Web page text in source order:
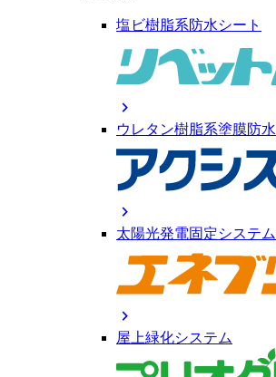
塩ビ樹脂系防水シート
chevron_right
ウレタン樹脂系塗膜防水
chevron_right
太陽光発電固定システム
chevron_right
屋上緑化システム